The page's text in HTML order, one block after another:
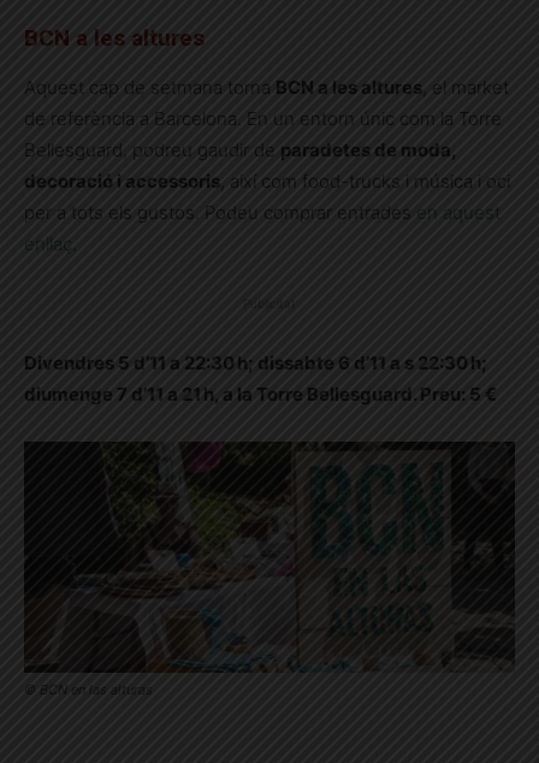
BCN a les altures
Aquest cap de setmana torna BCN a les altures, el market
de referència a Barcelona. En un entorn únic com la Torre
Bellesguard, podreu gaudir de paradetes de moda,
decoració i accessoris, així com food-trucks i música i oci
per a tots els gustos. Podeu comprar entrades en aquest
enllaç.
Divendres 5 d’11 a 22:30 h; dissabte 6 d’11 a s 22:30 h;
diumenge 7 d’11 a 21 h, a la Torre Bellesguard. Preu: 5 €
© BCN en las alturas